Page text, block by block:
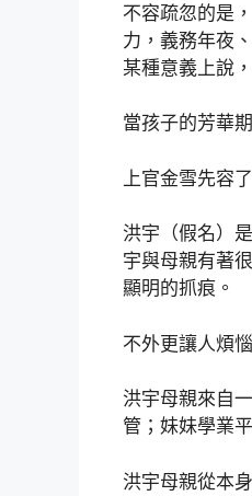
不容疏忽的是
力，義務年夜
某種意義上說
當孩子的芳華
上官金雪先容
洪宇（假名）
宇與母親有著
顯明的抓痕。
不外更讓人煩
洪宇母親來自
管；妹妹學業
洪宇母親從本